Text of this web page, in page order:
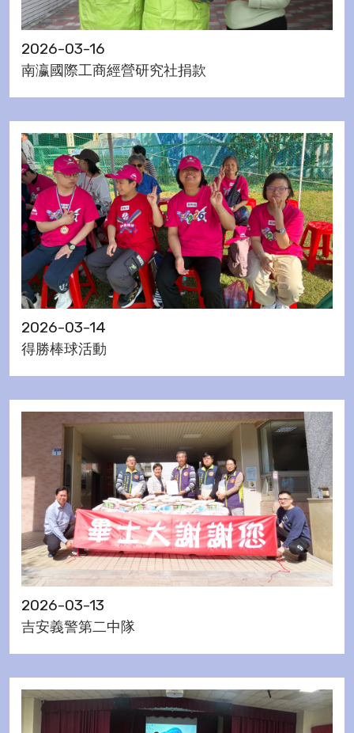
2026-03-16
南瀛國際工商經營研究社捐款
2026-03-14
得勝棒球活動
2026-03-13
吉安義警第二中隊